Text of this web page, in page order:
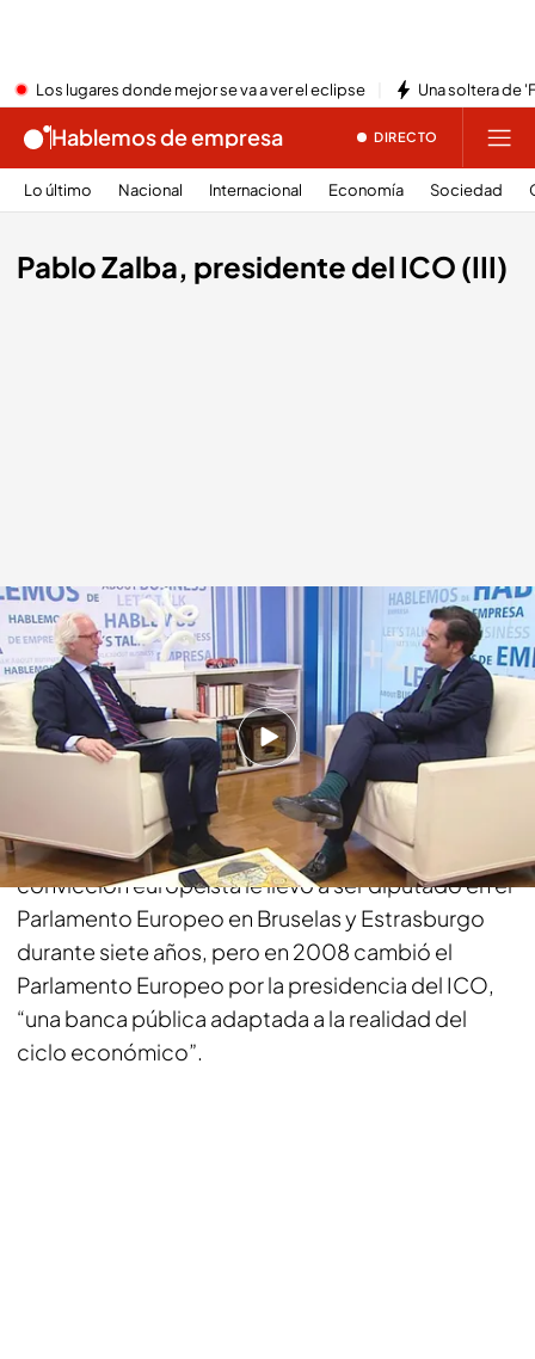
Los lugares donde mejor se va a ver el eclipse Una soltera de
Hablemos de empresa DIRECTO
Lo último Nacional Internacional Economía Sociedad
Pablo Zalba, presidente del ICO (III)
cuatro.com
15 NOV 2017 - 06:00h.
Compartir
Licenciado en económicas, Pablo Zalba acabó
dedicándose a la política “por casualidad” . Su
convicción europeísta le llevó a ser diputado en el
Parlamento Europeo en Bruselas y Estrasburgo
durante siete años, pero en 2008 cambió el
Parlamento Europeo por la presidencia del ICO,
“una banca pública adaptada a la realidad del
ciclo económico”.